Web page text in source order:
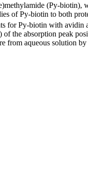
(Py-biotin),
of Py-biotin to both
for Py-biotin with avidin
the absorption peak
from aqueous solution